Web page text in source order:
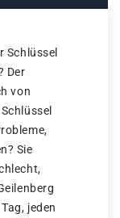
Schlüssel
Der
von
Sie
jeden